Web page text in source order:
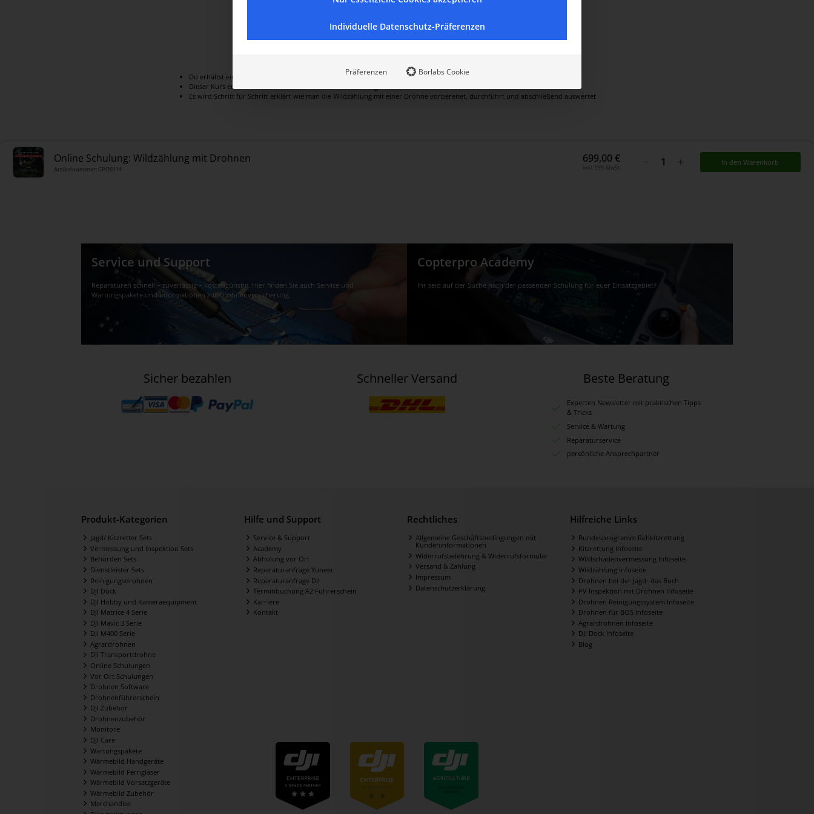
Du erhältst einen Link über den du einen Account in unserer Copterpro Academy erstellen kannst.
Dieser Kurs enthält alle Informationen um eine Wildzählung mit Drohnen durchführen zu können.
Es wird Schritt für Schritt erklärt wie man die Wildzählung mit einer Drohne vorbereitet, durchführt und abschließend auswertet
Online Schulung: Wildzählung mit Drohnen
Artikelnummer: CPO0114
699,00 €
inkl. 19% MwSt.
In den Warenkorb
Service und Support
Reparaturen schnell – zuverlässig – kostengünstig. Hier finden Sie auch Service und
Wartungspakete und Informationen zur Drohnenversicherung.
Copterpro Academy
Ihr seid auf der Suche nach der passenden Schulung für euer Einsatzgebiet?
Sicher bezahlen Schneller Versand Beste Beratung
Experten Newsletter mit praktischen Tipps
& Tricks
Service & Wartung
Reparaturservice
persönliche Ansprechpartner
Produkt-Kategorien
Jagd/ Kitzretter Sets
Vermessung und Inspektion Sets
Behörden Sets
Dienstleister Sets
Reinigungsdrohnen
DJI Dock
DJI Hobby und Kameraequipment
DJI Matrice 4 Serie
DJI Mavic 3 Serie
DJI M400 Serie
Agrardrohnen
DJI Transportdrohne
Online Schulungen
Vor Ort Schulungen
Drohnen Software
Drohnenführerschein
DJI Zubehör
Drohnenzubehör
Monitore
DJI Care
Wartungspakete
Wärmebild Handgeräte
Wärmebild Ferngläser
Wärmebild Vorsatzgeräte
Wärmebild Zubehör
Merchandise
Hilfe und Support
Service & Support
Academy
Abholung vor Ort
Reparaturanfrage Yuneec
Reparaturanfrage DJI
Terminbuchung A2 Führerschein
Karriere
Kontakt
Rechtliches
Allgemeine Geschäftsbedingungen mit
Kundeninformationen
Widerrufsbelehrung & Widerrufsformular
Versand & Zahlung
Impressum
Datenschutzerklärung
Hilfreiche Links
Bundesprogramm Rehkitzrettung
Kitzrettung Infoseite
Wildschadenvermessung Infoseite
Wildzählung Infoseite
Drohnen bei der Jagd- das Buch
PV Inspektion mit Drohnen Infoseite
Drohnen Reinigungssystem Infoseite
Drohnen für BOS Infoseite
Agrardrohnen Infoseite
DJI Dock Infoseite
Blog
Individuelle Datenschutz-Präferenzen
Präferenzen Borlabs Cookie